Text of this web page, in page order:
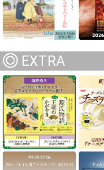
EXTRA